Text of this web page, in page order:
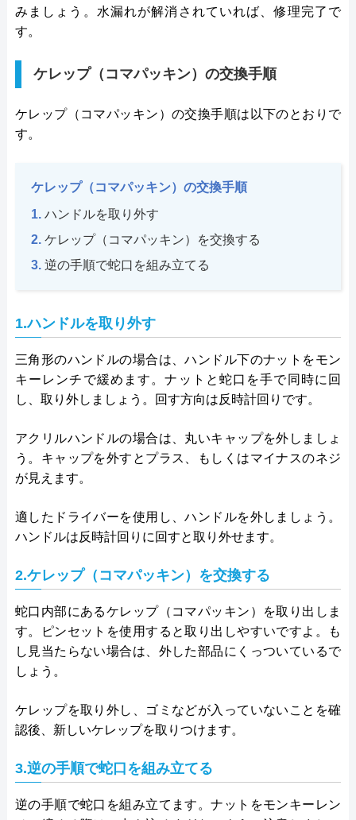
みましょう。水漏れが解消されていれば、修理完了で
す。
ケレップ（コマパッキン）の交換手順
ケレップ（コマパッキン）の交換手順は以下のとおりで
す。
ケレップ（コマパッキン）の交換手順
ハンドルを取り外す
ケレップ（コマパッキン）を交換する
逆の手順で蛇口を組み立てる
1.ハンドルを取り外す
三角形のハンドルの場合は、ハンドル下のナットをモン
キーレンチで緩めます。ナットと蛇口を手で同時に回
し、取り外しましょう。回す方向は反時計回りです。
アクリルハンドルの場合は、丸いキャップを外しましょ
う。キャップを外すとプラス、もしくはマイナスのネジ
が見えます。
適したドライバーを使用し、ハンドルを外しましょう。
ハンドルは反時計回りに回すと取り外せます。
2.ケレップ（コマパッキン）を交換する
蛇口内部にあるケレップ（コマパッキン）を取り出しま
す。ピンセットを使用すると取り出しやすいですよ。も
し見当たらない場合は、外した部品にくっついているで
しょう。
ケレップを取り外し、ゴミなどが入っていないことを確
認後、新しいケレップを取りつけます。
3.逆の手順で蛇口を組み立てる
逆の手順で蛇口を組み立てます。ナットをモンキーレン